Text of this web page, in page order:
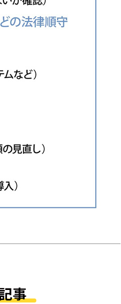
事